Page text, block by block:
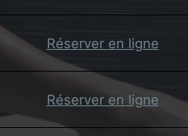
Réserver en ligne
Réserver en ligne